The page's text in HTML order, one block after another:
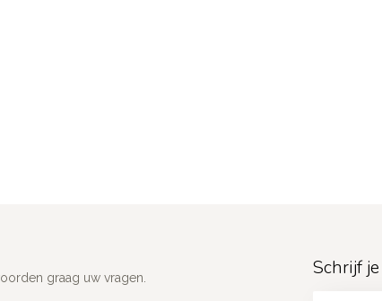
graag uw vragen. Schrijf